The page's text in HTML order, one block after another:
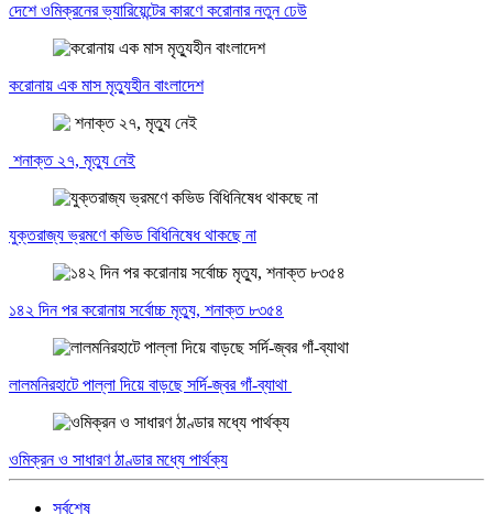
দেশে ওমিক্রনের ভ্যারিয়েন্টের কারণে করোনার নতুন ঢেউ
করোনায় এক মাস মৃত্যুহীন বাংলাদেশ
শনাক্ত ২৭, মৃত্যু নেই
যুক্তরাজ্য ভ্রমণে কভিড বিধিনিষেধ থাকছে না
১৪২ দিন পর করোনায় সর্বোচ্চ মৃত্যু, শনাক্ত ৮৩৫৪
লালমনিরহাটে পাল্লা দিয়ে বাড়ছে সর্দি-জ্বর গাঁ-ব্যাথা
ওমিক্রন ও সাধারণ ঠাণ্ডার মধ্যে পার্থক্য
সর্বশেষ